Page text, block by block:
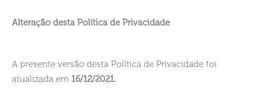
Alteração desta Política de Privacidade
A presente versão desta Política de Privacidade foi
atualizada em 16/12/2021.